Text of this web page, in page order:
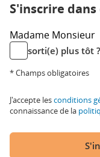
S'inscrire
Madame Monsieur
sorti(e) plus tôt ?
* Champs obligatoires
J'accepte lesconditions
connaissance de la